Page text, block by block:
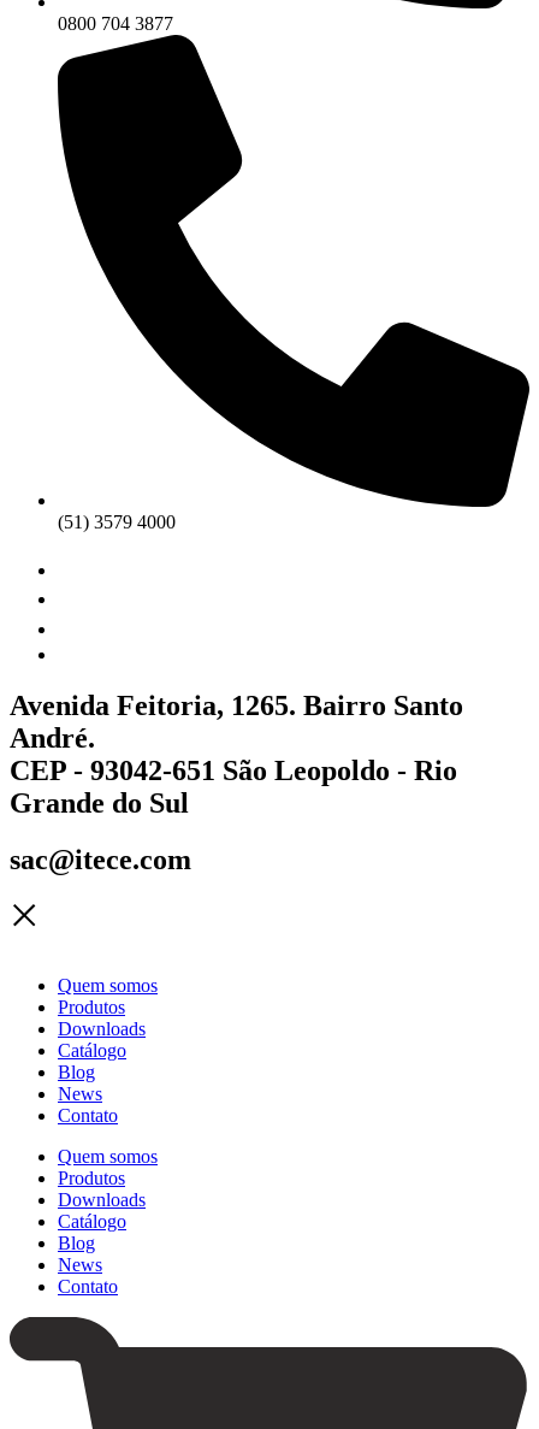
0800 704 3877
(51) 3579 4000
Avenida Feitoria, 1265. Bairro Santo
André.
CEP - 93042-651 São Leopoldo - Rio
Grande do Sul
sac@itece.com
Quem somos
Produtos
Downloads
Catálogo
Blog
News
Contato
Quem somos
Produtos
Downloads
Catálogo
Blog
News
Contato